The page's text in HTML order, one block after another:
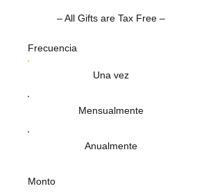
– All Gifts are Tax Free –
Frecuencia
Una vez
Mensualmente
Anualmente
Monto